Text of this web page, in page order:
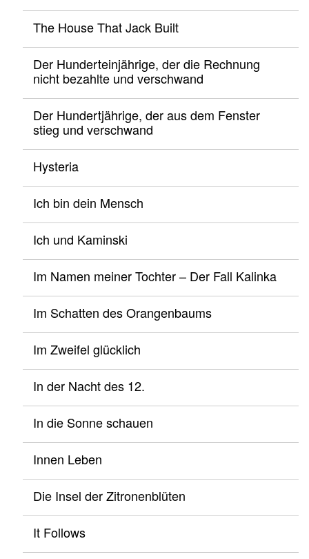
The House That Jack Built
Der Hunderteinjährige, der die Rechnung
nicht bezahlte und verschwand
Der Hundertjährige, der aus dem Fenster
stieg und verschwand
Hysteria
Ich bin dein Mensch
Ich und Kaminski
Im Namen meiner Tochter – Der Fall Kalinka
Im Schatten des Orangenbaums
Im Zweifel glücklich
In der Nacht des 12.
In die Sonne schauen
Innen Leben
Die Insel der Zitronenblüten
It Follows